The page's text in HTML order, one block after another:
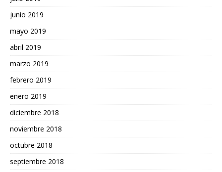
junio 2019
mayo 2019
abril 2019
marzo 2019
febrero 2019
enero 2019
diciembre 2018
noviembre 2018
octubre 2018
septiembre 2018